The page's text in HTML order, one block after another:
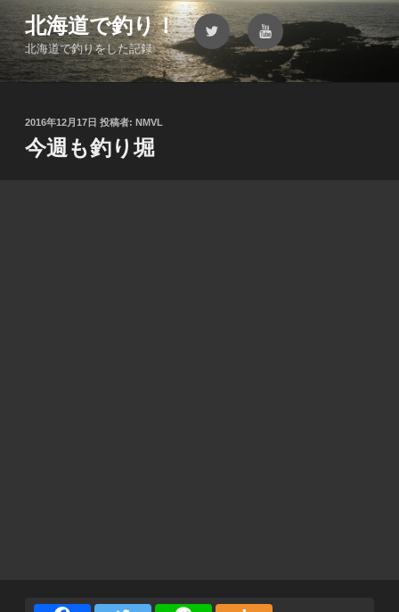
ン
テ
ン
北海道で釣り！
北海道で釣りをした記録
Twitter YouTube
投
日:
2016年12月17日 投稿者: NMVL
今週も釣り堀